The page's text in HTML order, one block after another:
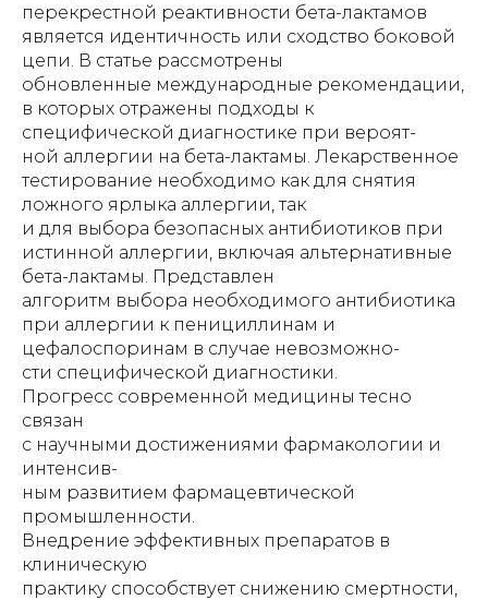
перекрестной реактивности бета-лактамов
является идентичность или сходство боковой
цепи. В статье рассмотрены
обновленные международные рекомендации,
в которых отражены подходы к
специфической диагностике при вероят-
ной аллергии на бета-лактамы. Лекарственное
тестирование необходимо как для снятия
ложного ярлыка аллергии, так
и для выбора безопасных антибиотиков при
истинной аллергии, включая альтернативные
бета-лактамы. Представлен
алгоритм выбора необходимого антибиотика
при аллергии к пенициллинам и
цефалоспоринам в случае невозможно-
сти специфической диагностики.
Прогресс современной медицины тесно
связан
с научными достижениями фармакологии и
интенсив-
ным развитием фармацевтической
промышленности.
Внедрение эффективных препаратов в
клиническую
практику способствует снижению смертности,